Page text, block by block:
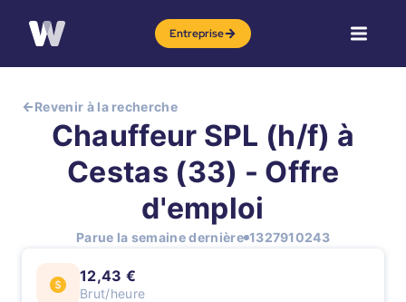
Entreprise
Revenir à la recherche
Chauffeur SPL (h/f) à
Cestas (33) - Offre
d'emploi
Parue la semaine dernière 1327910243
12,43 €
Brut/heure